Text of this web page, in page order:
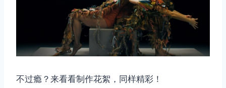
不过瘾？来看看制作花絮，同样精彩！